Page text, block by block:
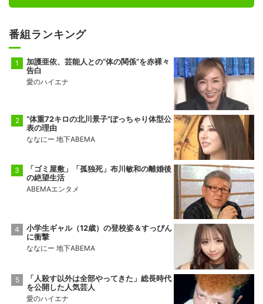
番組ランキング
加護亜依、芸能人との“体の関係”を赤裸々
告白
愛のハイエナ
“体重72キロの北川景子”ぽっちゃり体型公
表の理由
ななにー 地下ABEMA
「ゴミ屋敷」「孤独死」布川敏和の離婚後
の絶望生活
ABEMAエンタメ
小学生ギャル（12歳）の登校姿＆すっぴん
に衝撃
ななにー 地下ABEMA
「人殺す以外は全部やってきた」総長時代
を公開した人気芸人
愛のハイエナ